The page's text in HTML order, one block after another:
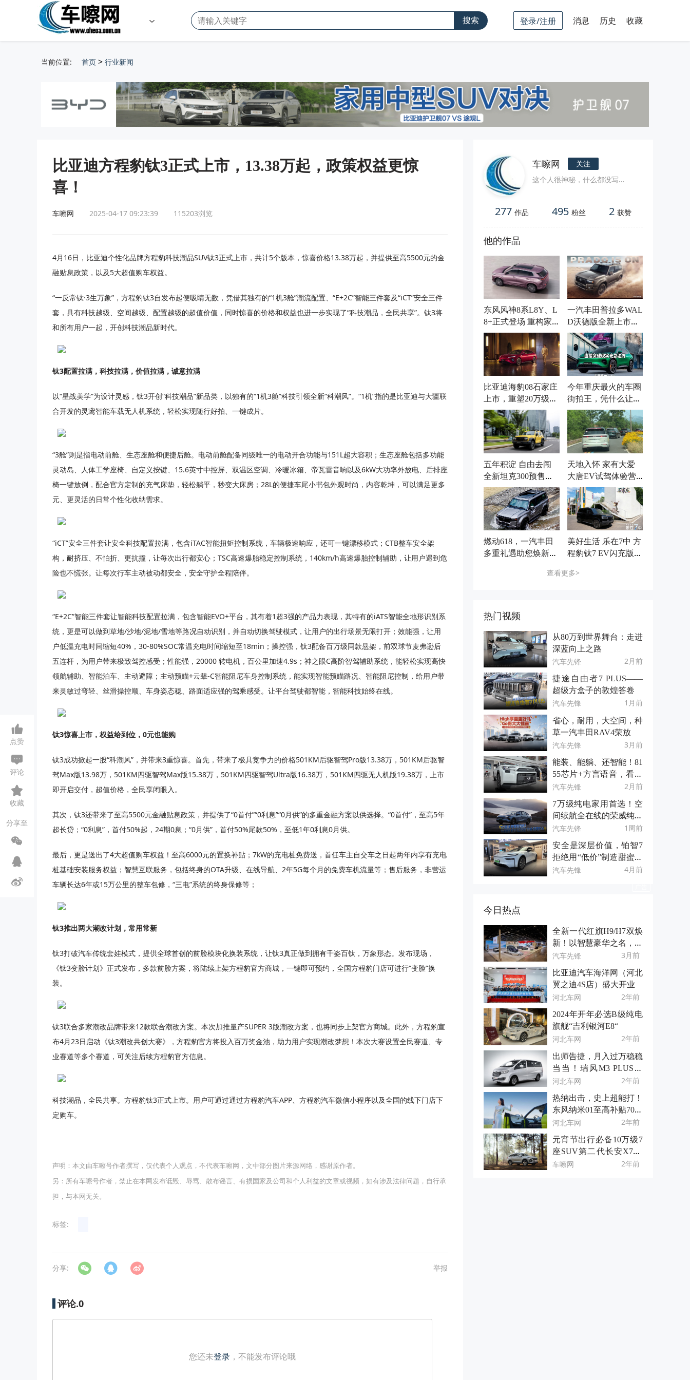
搜索 登录/注册 消息 历史 收藏
当前位置: 首页 > 行业新闻
比亚迪方程豹钛3正式上市，13.38万起，政策权益更惊
喜！
车嚓网 2025-04-17 09:23:39 115203浏览
4月16日，比亚迪个性化品牌方程豹科技潮品SUV钛3正式上市，共计5个版本，惊喜价格13.38万起，并提供至高5500元的金
融贴息政策，以及5大超值购车权益。
“一反常钛·3生万象”，方程豹钛3自发布起便吸睛无数，凭借其独有的“1机3舱”潮流配置、“E+2C”智能三件套及“iCT”安全三件
套，具有科技越级、空间越级、配置越级的超值价值，同时惊喜的价格和权益也进一步实现了“科技潮品，全民共享”。钛3将
和所有用户一起，开创科技潮品新时代。
钛3配置拉满，科技拉满，价值拉满，诚意拉满
以“星战美学”为设计灵感，钛3开创“科技潮品”新品类，以独有的“1机3舱”科技引领全新“科潮风”。“1机”指的是比亚迪与大疆联
合开发的灵鸢智能车载无人机系统，轻松实现随行好拍、一键成片。
“3舱”则是指电动前舱、生态座舱和便捷后舱。电动前舱配备同级唯一的电动开合功能与151L超大容积；生态座舱包括多功能
灵动岛、人体工学座椅、自定义按键、15.6英寸中控屏、双温区空调、冷暖冰箱、帝瓦雷音响以及6kW大功率外放电、后排座
椅一键放倒，配合官方定制的充气床垫，轻松躺平，秒变大床房；28L的便捷车尾小书包外观时尚，内容乾坤，可以满足更多
元、更灵活的日常个性化收纳需求。
“iCT”安全三件套让安全科技配置拉满，包含iTAC智能扭矩控制系统，车辆极速响应，还可一键漂移模式；CTB整车安全架
构，耐挤压、不怕折、更抗撞，让每次出行都安心；TSC高速爆胎稳定控制系统，140km/h高速爆胎控制辅助，让用户遇到危
险也不慌张。让每次行车主动被动都安全，安全守护全程陪伴。
“E+2C”智能三件套让智能科技配置拉满，包含智能EVO+平台，其有着1超3强的产品力表现，其特有的iATS智能全地形识别系
统，更是可以做到草地/沙地/泥地/雪地等路况自动识别，并自动切换驾驶模式，让用户的出行场景无限打开；效能强，让用
户低温充电时间缩短40%，30-80%SOC常温充电时间缩短至18min；操控强，钛3配备百万级同款悬架，前双球节麦弗逊后
五连杆，为用户带来极致驾控感受；性能强，20000 转电机，百公里加速4.9s；神之眼C高阶智驾辅助系统，能轻松实现高快
领航辅助、智能泊车、主动避障；主动预瞄+云辇-C智能阻尼车身控制系统，能实现智能预瞄路况、智能阻尼控制，给用户带
来灵敏过弯轻、丝滑操控顺、车身姿态稳、路面适应强的驾乘感受。让平台驾驶都智能，智能科技始终在线。
钛3惊喜上市，权益给到位，0元也能购
钛3成功掀起一股“科潮风”，并带来3重惊喜。首先，带来了极具竞争力的价格501KM后驱智驾Pro版13.38万，501KM后驱智
驾Max版13.98万，501KM四驱智驾Max版15.38万，501KM四驱智驾Ultra版16.38万，501KM四驱无人机版19.38万，上市
即开启交付，超值价格，全民享闭眼入。
其次，钛3还带来了至高5500元金融贴息政策，并提供了“0首付”“0利息”“0月供”的多重金融方案以供选择。“0首付”，至高5年
超长贷；“0利息”，首付50%起，24期0息；“0月供”，首付50%尾款50%，至低1年0利息0月供。
最后，更是送出了4大超值购车权益！至高6000元的置换补贴；7kW的充电桩免费送，首任车主自交车之日起两年内享有充电
桩基础安装服务权益；智慧互联服务，包括终身的OTA升级、在线导航、2年5G每个月的免费车机流量等；售后服务，非营运
车辆长达6年或15万公里的整车包修，“三电”系统的终身保修等；
钛3推出两大潮改计划，常用常新
钛3打破汽车传统套娃模式，提供全球首创的前脸模块化换装系统，让钛3真正做到拥有千姿百钛，万象形态。发布现场，
《钛3变脸计划》正式发布，多款前脸方案，将陆续上架方程豹官方商城，一键即可预约，全国方程豹门店可进行“变脸”换
装。
钛3联合多家潮改品牌带来12款联合潮改方案。本次加推量产SUPER 3版潮改方案，也将同步上架官方商城。此外，方程豹宣
布4月23日启动《钛3潮改共创大赛》，方程豹官方将投入百万奖金池，助力用户实现潮改梦想！本次大赛设置全民赛道、专
业赛道等多个赛道，可关注后续方程豹官方信息。
科技潮品，全民共享。方程豹钛3正式上市。用户可通过通过方程豹汽车APP、方程豹汽车微信小程序以及全国的线下门店下
定购车。
声明：本文由车嚓号作者撰写，仅代表个人观点，不代表车嚓网，文中部分图片来源网络，感谢原作者。
另：所有车嚓号作者，禁止在本网发布诋毁、辱骂、散布谣言、有损国家及公司和个人利益的文章或视频，如有涉及法律问题，自行承
担，与本网无关。
标签:
分享: 举报
评论.0
您还未登录 ，不能发布评论哦
车嚓网
关注
这个人很神秘，什么都没写…
277 作品 495 粉丝 2 获赞
他的作品
东风风神8系L8Y、L
8+正式登场 重构家
用新能源市场
一汽丰田普拉多WAL
D沃德版全新上市，
机甲风格，硬核来
袭！
比亚迪海豹08石家庄
上市，重塑20万级家
轿价值天花板
今年重庆最火的车圈
街拍王，凭什么让三
类创作者集体服气
五年积淀 自由去闯
全新坦克300预售价2
5.98万元起
天地入怀 家有大爱
大唐EV试驾体验营
石家庄站圆满收官
燃动618，一汽丰田
多重礼遇助您焕新出
美好生活 乐在7中 方
程豹钛7 EV闪充版上
圆满收官
查看更多>
热门视频
从80万到世界舞台：走进
深蓝向上之路
汽车先锋 2月前
捷途自由者7 PLUS——
超级方盒子的敦煌答卷
汽车先锋 1月前
省心，耐用，大空间，种
草一汽丰田RAV4荣放
汽车先锋 3月前
能装、能躺、还智能！81
55芯片+方言语音，看全
能且优惠的全新荣放！
汽车先锋 2月前
7万级纯电家用首选！空
间续航全在线的荣威纯电
D6
汽车先锋 1周前
安全是深层价值，铂智7
拒绝用“低价”制造甜蜜陷
阱
汽车先锋 4月前
今日热点
全新一代红旗H9/H7双焕
新！以智慧豪华之名，重
塑自主轿车标杆
汽车先锋 3月前
比亚迪汽车海洋网（河北
翼之迪4S店）盛大开业
河北车网 2年前
2024年开年必选B级纯电
旗舰“吉利银河E8“
河北车网 2年前
出师告捷，月入过万稳稳
当当！瑞风M3 PLUS伴
我实现创业梦
河北车网 2年前
热纳出击，史上超能打！
东风纳米01至高补贴7000
元
河北车网 2年前
元宵节出行必备10万级7
座SUV第二代长安X7PL
US才是首选
车嚓网 2年前
点赞
评论
收藏
分享至